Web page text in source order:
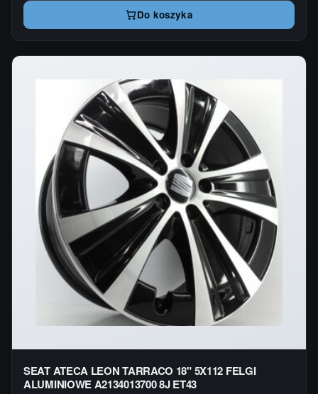
Do koszyka
SEAT ATECA LEON TARRACO 18" 5X112 FELGI
ALUMINIOWE A2134013700 8J ET43